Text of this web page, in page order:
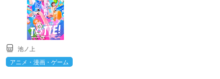
池ノ上
アニメ・漫画・ゲーム